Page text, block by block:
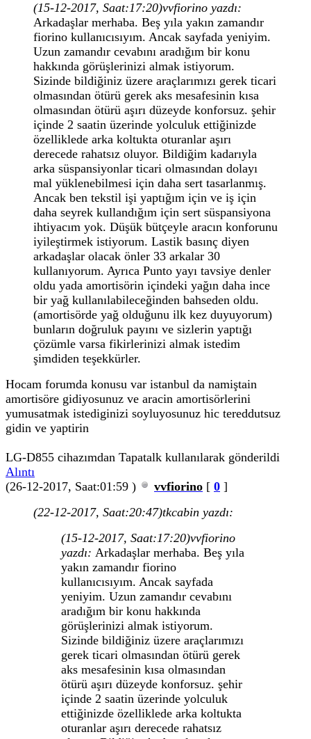
(15-12-2017, Saat:17:20)vvfiorino yazdı:
Arkadaşlar merhaba. Beş yıla yakın zamandır
fiorino kullanıcısıyım. Ancak sayfada yeniyim.
Uzun zamandır cevabını aradığım bir konu
hakkında görüşlerinizi almak istiyorum.
Sizinde bildiğiniz üzere araçlarımızı gerek ticari
olmasından ötürü gerek aks mesafesinin kısa
olmasından ötürü aşırı düzeyde konforsuz. şehir
içinde 2 saatin üzerinde yolculuk ettiğinizde
özelliklede arka koltukta oturanlar aşırı
derecede rahatsız oluyor. Bildiğim kadarıyla
arka süspansiyonlar ticari olmasından dolayı
mal yüklenebilmesi için daha sert tasarlanmış.
Ancak ben tekstil işi yaptığım için ve iş için
daha seyrek kullandığım için sert süspansiyona
ihtiyacım yok. Düşük bütçeyle aracın konforunu
iyileştirmek istiyorum. Lastik basınç diyen
arkadaşlar olacak önler 33 arkalar 30
kullanıyorum. Ayrıca Punto yayı tavsiye denler
oldu yada amortisörin içindeki yağın daha ince
bir yağ kullanılabileceğinden bahseden oldu.
(amortisörde yağ olduğunu ilk kez duyuyorum)
bunların doğruluk payını ve sizlerin yaptığı
çözümle varsa fikirlerinizi almak istedim
şimdiden teşekkürler.
Hocam forumda konusu var istanbul da namiştain
amortisöre gidiyosunuz ve aracin amortisörlerini
yumusatmak istediginizi soyluyosunuz hic tereddutsuz
gidin ve yaptirin
LG-D855 cihazımdan Tapatalk kullanılarak gönderildi
Alıntı
(26-12-2017, Saat:01:59 )
vvfiorino [ 0 ]
(22-12-2017, Saat:20:47)tkcabin yazdı:
(15-12-2017, Saat:17:20)vvfiorino
yazdı: Arkadaşlar merhaba. Beş yıla
yakın zamandır fiorino
kullanıcısıyım. Ancak sayfada
yeniyim. Uzun zamandır cevabını
aradığım bir konu hakkında
görüşlerinizi almak istiyorum.
Sizinde bildiğiniz üzere araçlarımızı
gerek ticari olmasından ötürü gerek
aks mesafesinin kısa olmasından
ötürü aşırı düzeyde konforsuz. şehir
içinde 2 saatin üzerinde yolculuk
ettiğinizde özelliklede arka koltukta
oturanlar aşırı derecede rahatsız